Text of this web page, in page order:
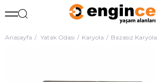
Anasayfa Yatak Odası Karyola Bazasız Karyola